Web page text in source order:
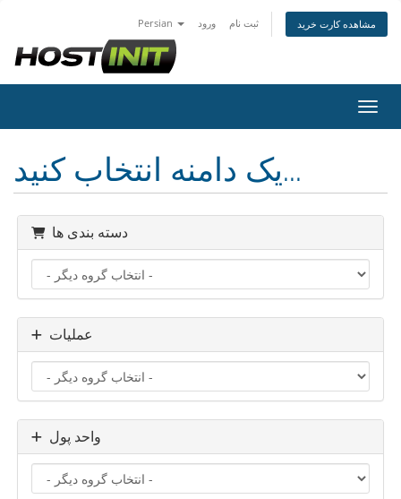
Persian ورود ثبت نام مشاهده کارت خرید
یک دامنه انتخاب کنید...
دسته بندی ها
عملیات
واحد پول